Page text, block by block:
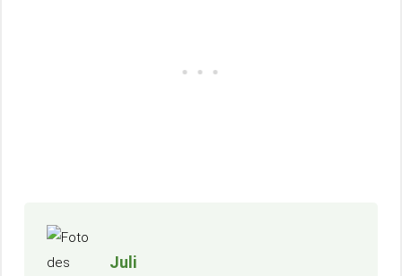
Juli